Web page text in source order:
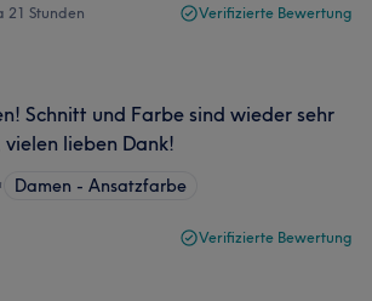
21 Stunden Verifizierte Bewertung
Schnitt und Farbe sind wieder sehr
lieben Dank!
Damen - Ansatzfarbe
Verifizierte Bewertung